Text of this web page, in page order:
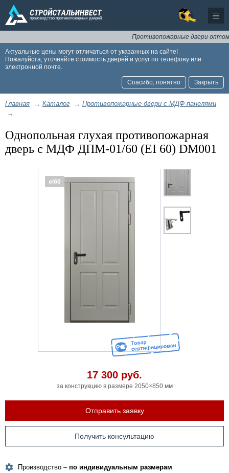
Противопожарные двери оптом и
Актуальные цены могут отличаться от указанных на сайте!
Пожалуйста, уточняйте стоимость дверей и услуг по телефону или
электронной почте.
Спасибо, понятно Закрыть
Главная → Каталог → Противопожарные двери с МДФ-панелями
→
Однопольная глухая противопожарная
дверь с МДФ ДПМ-01/60 (EI 60) DM001
17 300 руб.
за конструкцию в размере 2050×850 мм
Отправить заявку
Получить консультацию
Производство – по индивидуальным размерам